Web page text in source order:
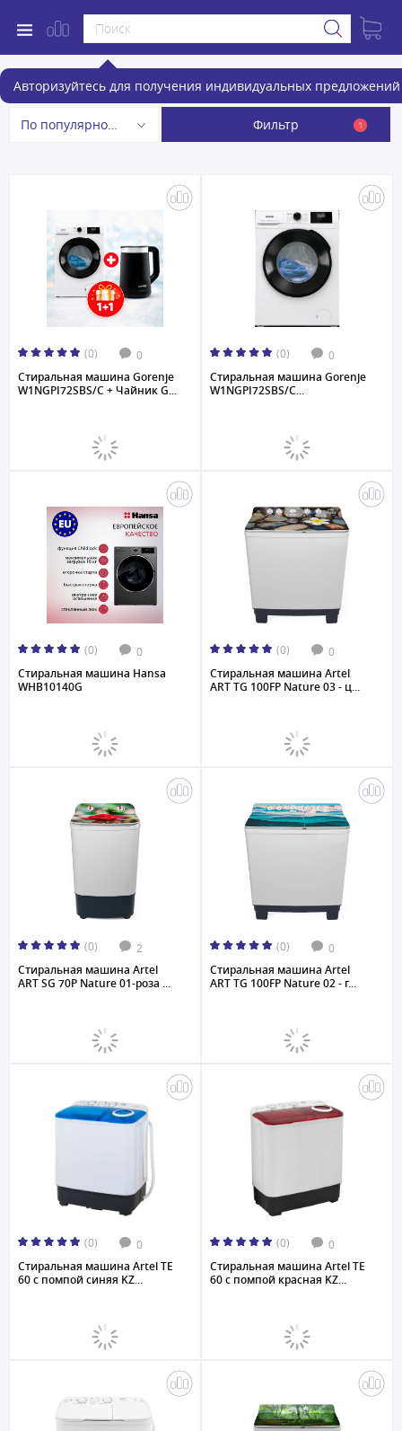
Авторизуйтесь для получения индивидуальных предложений
Стиральные машины
По популярности Фильтр 1
(0) 0
Стиральная машина Gorenje
W1NGPI72SBS/C + Чайник G...
(0) 0
Стиральная машина Gorenje
W1NGPI72SBS/C...
(0) 0
Стиральная машина Hansa
WHB10140G
(0) 0
Стиральная машина Artel
ART TG 100FP Nature 03 - ц...
(0) 2
Стиральная машина Artel
ART SG 70P Nature 01-роза ...
(0) 0
Стиральная машина Artel
ART TG 100FP Nature 02 - г...
(0) 0
Стиральная машина Artel TE
60 с помпой синяя KZ...
(0) 0
Стиральная машина Artel TE
60 с помпой красная KZ...